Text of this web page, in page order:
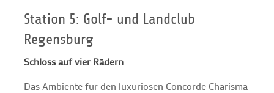
Station 5: Golf- und Landclub
Regensburg
Schloss auf vier Rädern
Das Ambiente für den luxuriösen Concorde Charisma